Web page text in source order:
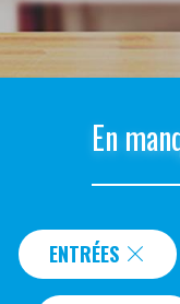
En
ENTRÉES